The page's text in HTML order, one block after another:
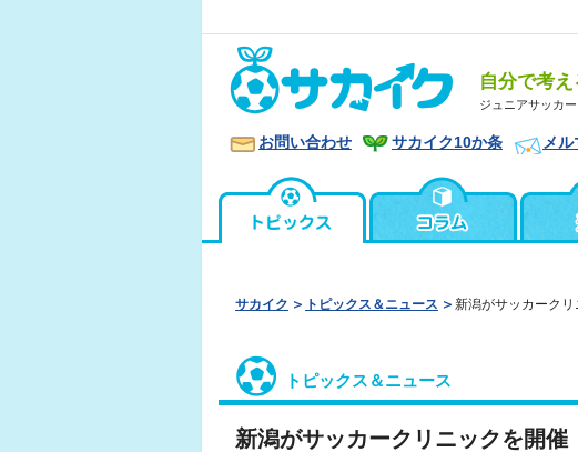
自分で考え
ジュニアサッカ
お問い合わせ サカイク10か条 メ
サカイク トピックス＆ニュース 新潟がサッカーク
トピックス＆ニュース
新潟がサッカークリニックを開催